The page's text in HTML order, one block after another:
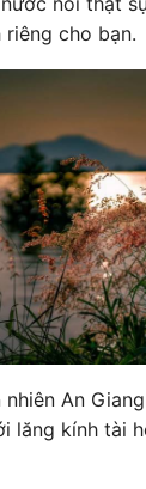
riêng cho bạn.
nhiên An
lăng kính tài